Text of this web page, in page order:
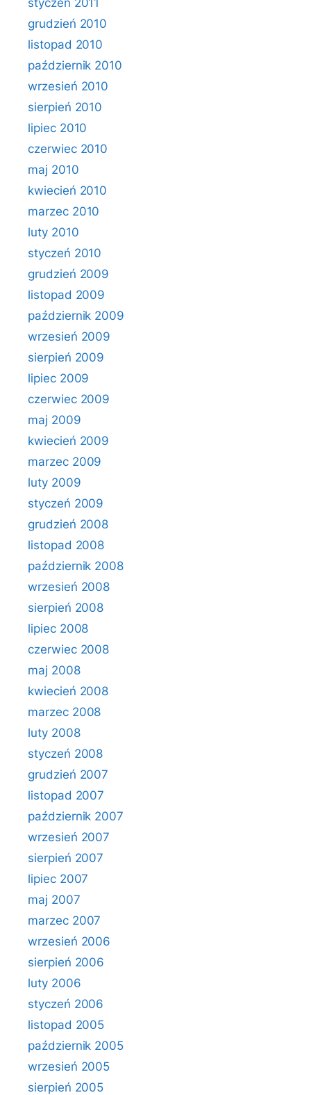
styczeń 2011
grudzień 2010
listopad 2010
październik 2010
wrzesień 2010
sierpień 2010
lipiec 2010
czerwiec 2010
maj 2010
kwiecień 2010
marzec 2010
luty 2010
styczeń 2010
grudzień 2009
listopad 2009
październik 2009
wrzesień 2009
sierpień 2009
lipiec 2009
czerwiec 2009
maj 2009
kwiecień 2009
marzec 2009
luty 2009
styczeń 2009
grudzień 2008
listopad 2008
październik 2008
wrzesień 2008
sierpień 2008
lipiec 2008
czerwiec 2008
maj 2008
kwiecień 2008
marzec 2008
luty 2008
styczeń 2008
grudzień 2007
listopad 2007
październik 2007
wrzesień 2007
sierpień 2007
lipiec 2007
maj 2007
marzec 2007
wrzesień 2006
sierpień 2006
luty 2006
styczeń 2006
listopad 2005
październik 2005
wrzesień 2005
sierpień 2005